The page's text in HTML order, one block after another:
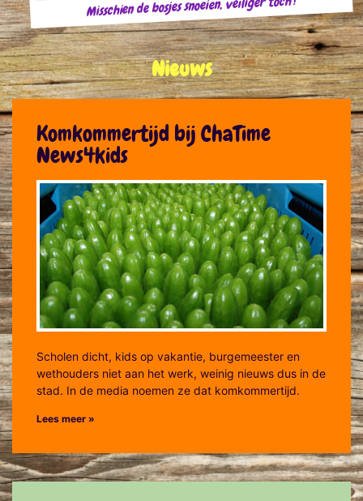
Misschien de bosjes snoeien, veiliger toch?
Nieuws
Komkommertijd bij ChaTime
News4kids
Scholen dicht, kids op vakantie, burgemeester en
wethouders niet aan het werk, weinig nieuws dus in de
stad. In de media noemen ze dat komkommertijd.
Lees meer »